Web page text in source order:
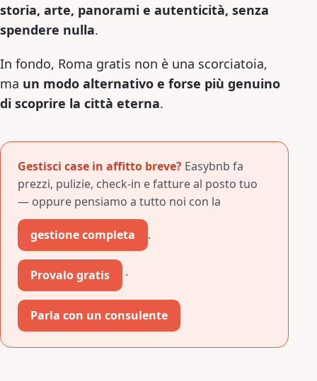
storia, arte, panorami e autenticità, senza
spendere nulla.
In fondo, Roma gratis non è una scorciatoia,
ma un modo alternativo e forse più genuino
di scoprire la città eterna.
Gestisci case in affitto breve? Easybnb fa
prezzi, pulizie, check-in e fatture al posto tuo
— oppure pensiamo a tutto noi con la
gestione completa .
Provalo gratis ·
Parla con un consulente